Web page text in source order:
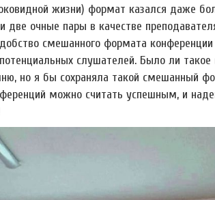
жизни) формат казался даже
очные пары в качестве
смешанного формата
слушателей. Было ли такое
но я бы сохраняла такой смешанный
можно считать успешным, и